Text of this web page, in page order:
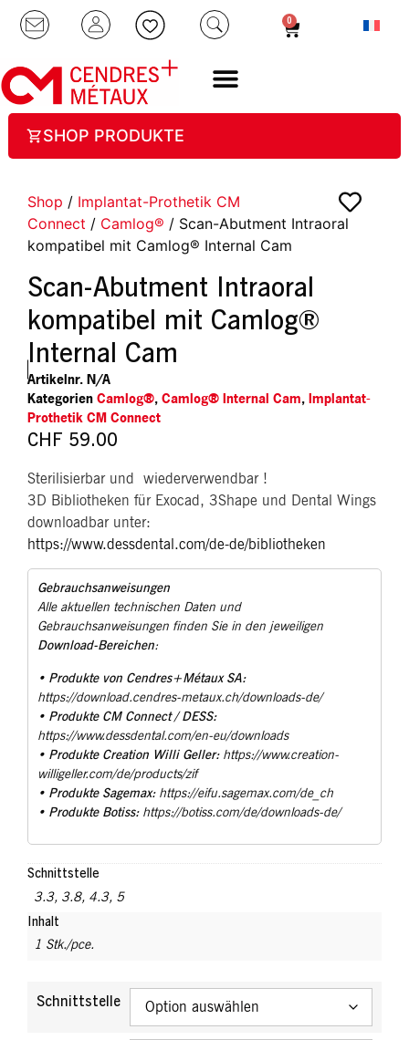
0
SHOP PRODUKTE
Shop / Implantat-Prothetik CM
Connect / Camlog® / Scan-Abutment Intraoral
kompatibel mit Camlog® Internal Cam
Scan-Abutment Intraoral
kompatibel mit Camlog®
Internal Cam
Artikelnr. N/A
Kategorien Camlog®, Camlog® Internal Cam, Implantat-
Prothetik CM Connect
CHF 59.00
Sterilisierbar und wiederverwendbar !
3D Bibliotheken für Exocad, 3Shape und Dental Wings
downloadbar unter:
https://www.dessdental.com/de-de/bibliotheken
Gebrauchsanweisungen
Alle aktuellen technischen Daten und
Gebrauchsanweisungen finden Sie in den jeweiligen
Download-Bereichen:
• Produkte von Cendres+Métaux SA:
https://download.cendres-metaux.ch/downloads-de/
• Produkte CM Connect / DESS:
https://www.dessdental.com/en-eu/downloads
• Produkte Creation Willi Geller: https://www.creation-
willigeller.com/de/products/zif
• Produkte Sagemax: https://eifu.sagemax.com/de_ch
• Produkte Botiss: https://botiss.com/de/downloads-de/
Schnittstelle
3.3, 3.8, 4.3, 5
Inhalt
1 Stk./pce.
Schnittstelle